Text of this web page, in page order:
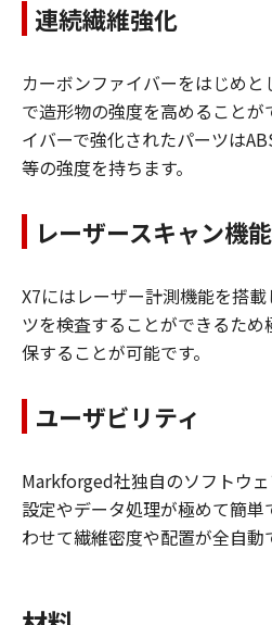
連続繊維強化
カーボンファイバーをはじめ
で造形物の強度を高めることが
イバーで強化されたパーツは
等の強度を持ちます。
レーザースキャン機能
X7にはレーザー計測機能を搭
ツを検査することができるた
保することが可能です。
ユーザビリティ
Markforged社独自のソフトウ
設定やデータ処理が極めて簡
わせて繊維密度や配置が全自動